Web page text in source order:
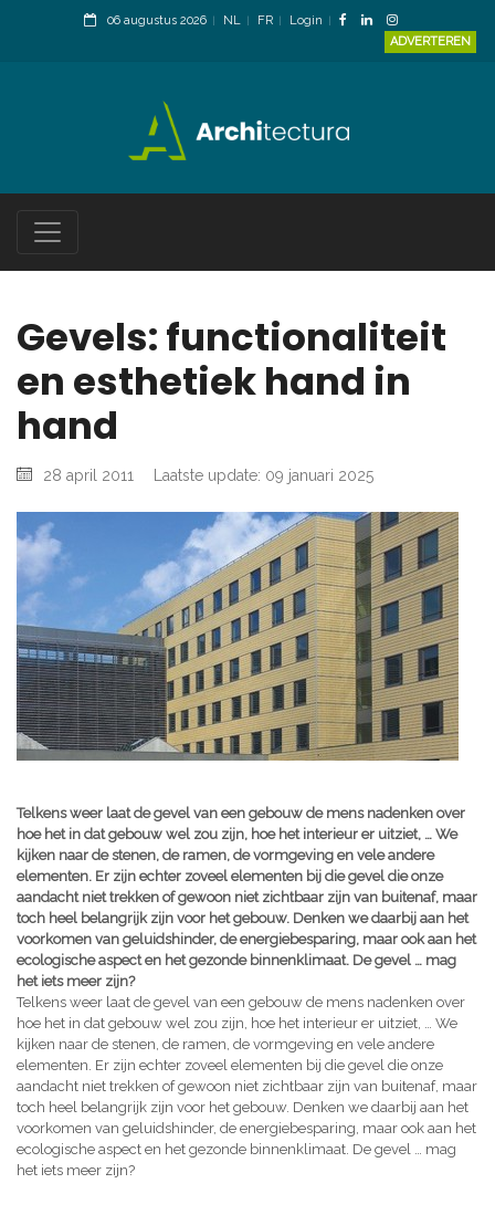
06 augustus 2026 NL FR
Login
ADVERTEREN
Gevels: functionaliteit
en esthetiek hand in
hand
28 april 2011 Laatste update: 09 januari 2025
Telkens weer laat de gevel van een gebouw de mens nadenken over
hoe het in dat gebouw wel zou zijn, hoe het interieur er uitziet, … We
kijken naar de stenen, de ramen, de vormgeving en vele andere
elementen. Er zijn echter zoveel elementen bij die gevel die onze
aandacht niet trekken of gewoon niet zichtbaar zijn van buitenaf, maar
toch heel belangrijk zijn voor het gebouw. Denken we daarbij aan het
voorkomen van geluidshinder, de energiebesparing, maar ook aan het
ecologische aspect en het gezonde binnenklimaat. De gevel … mag
het iets meer zijn?
Telkens weer laat de gevel van een gebouw de mens nadenken over
hoe het in dat gebouw wel zou zijn, hoe het interieur er uitziet, … We
kijken naar de stenen, de ramen, de vormgeving en vele andere
elementen. Er zijn echter zoveel elementen bij die gevel die onze
aandacht niet trekken of gewoon niet zichtbaar zijn van buitenaf, maar
toch heel belangrijk zijn voor het gebouw. Denken we daarbij aan het
voorkomen van geluidshinder, de energiebesparing, maar ook aan het
ecologische aspect en het gezonde binnenklimaat. De gevel … mag
het iets meer zijn?